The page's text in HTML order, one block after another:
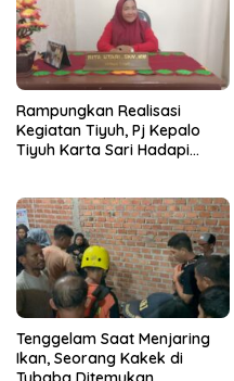
Rampungkan Realisasi
Kegiatan Tiyuh, Pj Kepalo
Tiyuh Karta Sari Hadapi
Tenggelam Saat Menjaring
Ikan, Seorang Kakek di